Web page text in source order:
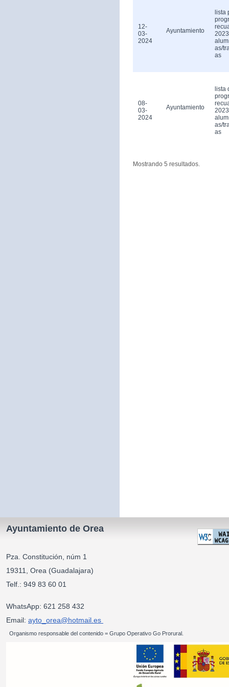
12-
03-
2024
Ayuntamiento
lista
as/
as
08-
03-
2024
Ayuntamiento
lista
as/
as
Mostrando 5 resultados.
Ayuntamiento de Orea
Pza. Constitución, núm 1
19311, Orea (Guadalajara)
Telf.: 949 83 60 01
WhatsApp: 621 258 432
Email: ayto_orea@hotmail.es
Organismo responsable del contenido = Grupo Operativo Go Prorural.